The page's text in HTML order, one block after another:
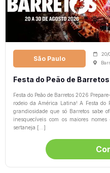
São Paulo
20/
Festa do Peão de
Festa do Peão de Barretos 2026
rodeio da América Latina! A Festa do
grandiosidade que só Barretos sabe
inesquecíveis com os maiores
sertaneja […]